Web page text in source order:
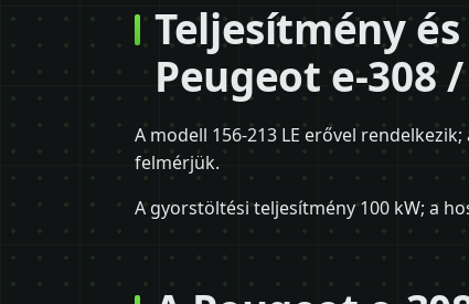
Teljesítmény
Peugeot e-308
A modell 156-213 LE erővel
felmérjük.
A gyorstöltési teljesítmény 100 kW; a